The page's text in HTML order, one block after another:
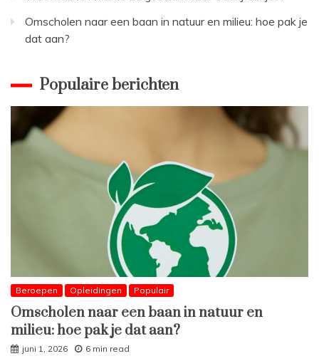
Omscholen naar een baan in natuur en milieu: hoe pak je
dat aan?
Populaire berichten
Beroepen Opleidingen Populair
Omscholen naar een baan in natuur en
milieu: hoe pak je dat aan?
juni 1, 2026 6 min read